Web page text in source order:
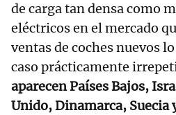
de carga tan densa como
eléctricos en el mercado
ventas de coches nuevos
caso prácticamente
aparecen Países Bajos,
Unido, Dinamarca, Suecia